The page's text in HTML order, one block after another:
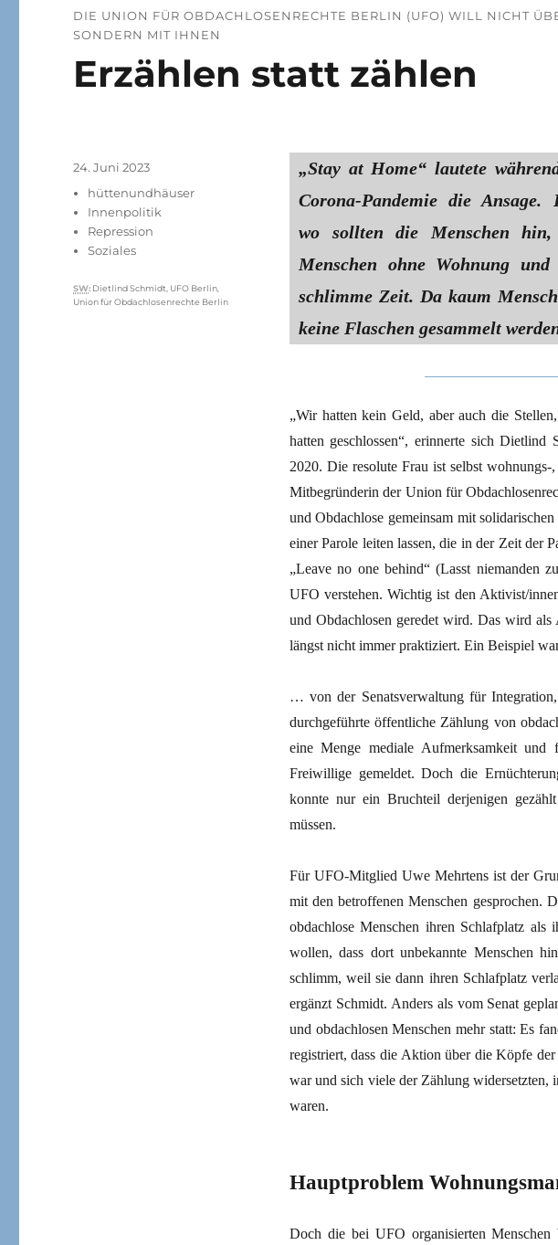
DIE UNION FÜR OBDACHLOSENRECHTE BERLIN (UFO) WILL NICHT
SONDERN MIT IHNEN
Erzählen statt zählen
„Stay at Home“ lautete
Corona-Pandemie die Ansage.
wo sollten die Menschen
Menschen ohne Wohnung
schlimme Zeit. Da kaum
keine Flaschen gesammelt
„Wir hatten kein Geld, aber auch die
hatten geschlossen“, erinnerte sich
2020. Die resolute Frau ist selbst
Mitbegründerin der Union für
und Obdachlose gemeinsam mit
einer Parole leiten lassen, die in der Zeit der
„Leave no one behind“ (Lasst niemanden
UFO verstehen. Wichtig ist den Aktivist/
und Obdachlosen geredet wird. Das wird
längst nicht immer praktiziert. Ein Beispiel
… von der Senatsverwaltung für
durchgeführte öffentliche Zählung von
eine Menge mediale Aufmerksamkeit
Freiwillige gemeldet. Doch die
konnte nur ein Bruchteil derjenigen
müssen.
Für UFO-Mitglied Uwe Mehrtens ist der
mit den betroffenen Menschen gesprochen.
obdachlose Menschen ihren Schlafplatz als
wollen, dass dort unbekannte Menschen
schlimm, weil sie dann ihren Schlafplatz
ergänzt Schmidt. Anders als vom Senat
und obdachlosen Menschen mehr statt: Es
registriert, dass die Aktion über die Köpfe
war und sich viele der Zählung widersetzten,
waren.
Hauptproblem
Doch die bei UFO organisierten
Veröffentlicht
am
24. Juni 2023
Kategorien
hüttenundhäuser
Innenpolitik
Repression
Soziales
Schlagwörter
SW: Dietlind Schmidt UFO Berlin
Union für Obdachlosenrechte Berlin